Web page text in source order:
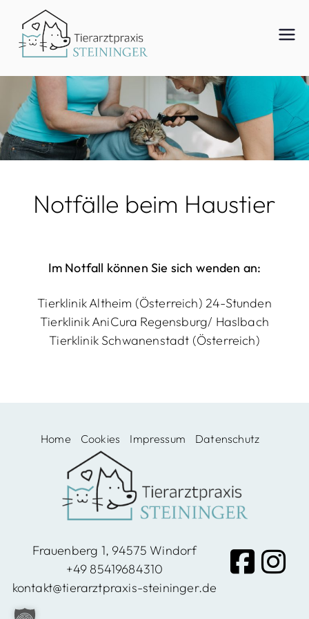
Inhalt
springen
Tierar
ztpraxi
s
ger
Windo
en
Notfälle beim Haustier
Im Notfall können Sie sich wenden an:
Tierklinik Altheim (Österreich) 24-Stunden
Tierklinik AniCura Regensburg/ Haslbach
Tierklinik Schwanenstadt (Österreich)
Home Cookies Impressum Datenschutz
Frauenberg 1, 94575 Windorf
+49 85419684310
kontakt@tierarztpraxis-steininger.de